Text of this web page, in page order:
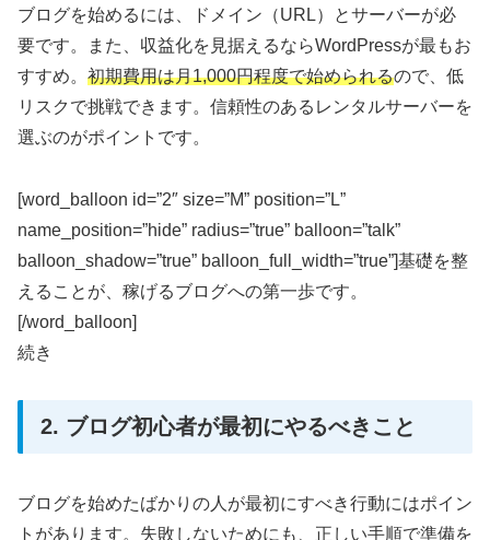
ブログを始めるには、ドメイン（URL）とサーバーが必
要です。また、収益化を見据えるならWordPressが最もお
すすめ。 初期費用は月1,000円程度で始められるので、低
リスクで挑戦できます。信頼性のあるレンタルサーバーを
選ぶのがポイントです。
[word_balloon id=”2″ size=”M” position=”L”
name_position=”hide” radius=”true” balloon=”talk”
balloon_shadow=”true” balloon_full_width=”true”]基礎を整
えることが、稼げるブログへの第一歩です。
[/word_balloon]
続き
2. ブログ初心者が最初にやるべきこと
ブログを始めたばかりの人が最初にすべき行動にはポイン
トがあります。失敗しないためにも、正しい手順で準備を